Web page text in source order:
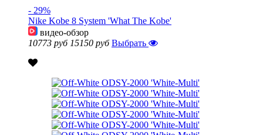
- 29%
Nike Kobe 8 System 'What The Kobe'
видео-обзор
10773 руб 15150 руб Выбрать